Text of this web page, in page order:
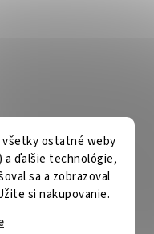
všetky ostatné weby
a ďalšie technológie,
sa a zobrazoval
si nakupovanie.